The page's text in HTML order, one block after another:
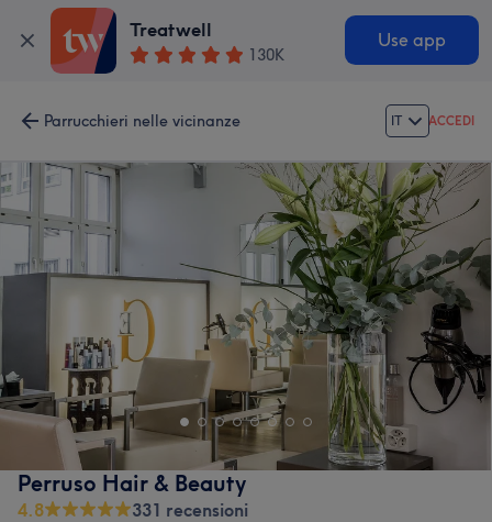
Treatwell
130K
Use app
Parrucchieri nelle vicinanze IT ACCEDI
Perruso Hair & Beauty
4.8
331 recensioni